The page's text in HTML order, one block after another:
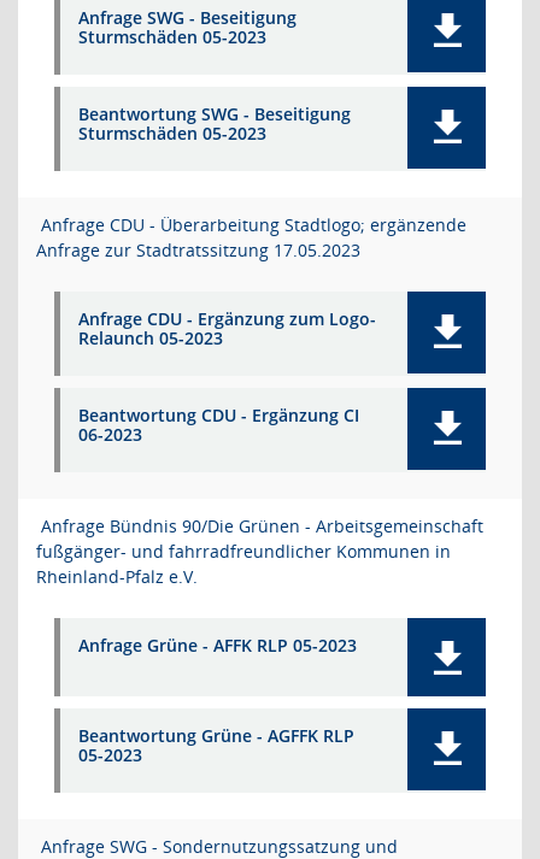
Anfrage SWG - Beseitigung
Sturmschäden 05-2023
Beantwortung SWG - Beseitigung
Sturmschäden 05-2023
Anfrage CDU - Überarbeitung Stadtlogo; ergänzende
Anfrage zur Stadtratssitzung 17.05.2023
Anfrage CDU - Ergänzung zum Logo-
Relaunch 05-2023
Beantwortung CDU - Ergänzung CI
06-2023
Anfrage Bündnis 90/Die Grünen - Arbeitsgemeinschaft
fußgänger- und fahrradfreundlicher Kommunen in
Rheinland-Pfalz e.V.
Anfrage Grüne - AFFK RLP 05-2023
Beantwortung Grüne - AGFFK RLP
05-2023
Anfrage SWG - Sondernutzungssatzung und